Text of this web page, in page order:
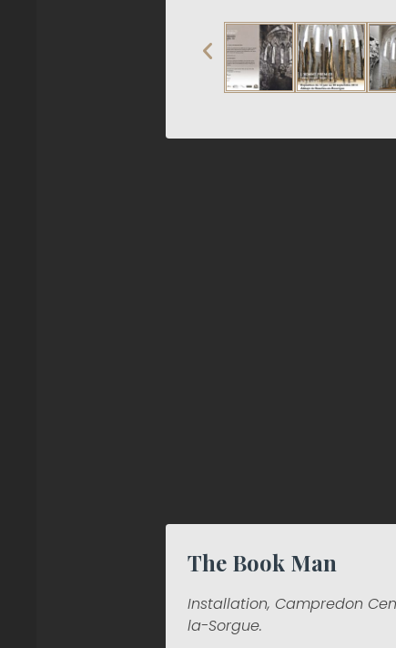
The Book Man
Installation, Campredon
la-Sorgue.